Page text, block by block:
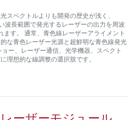
スペクトルよりも開発の歴史が浅く、
波長範囲で発光するレーザーの出力を周波
ます。 通常、青色線レーザーアライメント
な青色レーザー光源と超鮮明な青色線発光
ー、レーザー通信、光学機器、スペクト
理想的な線調整の選択肢です。